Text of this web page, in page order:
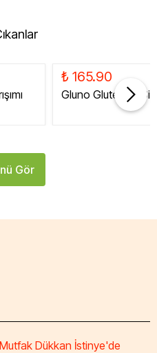
₺ 165.90
Gluno Glutensiz
Gör
Dükkan İstinye'de